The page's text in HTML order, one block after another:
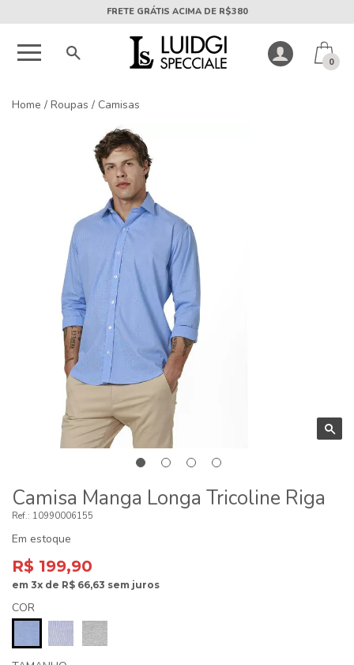
5X SEM JUROS PARCELA MÍNIMA DE R$50
0
Home / Roupas / Camisas
Camisa Manga Longa Tricoline Riga
10990006155
Em estoque
R$ 199,90
em 3x de R$ 66,63 sem juros
COR